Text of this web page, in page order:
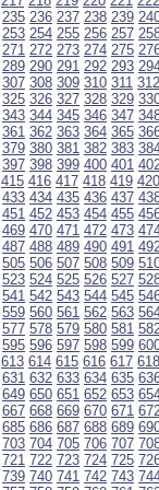
235 236 237 238 239
253 254 255 256 257
271 272 273 274 275
289 290 291 292 293
307 308 309 310 311 312
325 326 327 328 329
343 344 345 346 347
361 362 363 364 365
379 380 381 382 383
397 398 399 400 401
415 416 417 418 419 420
433 434 435 436 437
451 452 453 454 455
469 470 471 472 473
487 488 489 490 491
505 506 507 508 509
523 524 525 526 527
541 542 543 544 545
559 560 561 562 563
577 578 579 580 581
595 596 597 598 599
613 614 615 616 617 618
631 632 633 634 635
649 650 651 652 653
667 668 669 670 671
685 686 687 688 689
703 704 705 706 707
721 722 723 724 725
739 740 741 742 743